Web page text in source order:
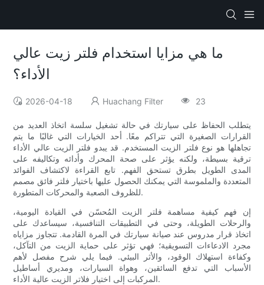
ما هي مزايا استخدام فلتر زيت عالي
الأداء؟
2026-04-18 Huachang Filter 23
يتطلب الحفاظ على سيارتك في حالة تشغيل سلسة اتخاذ العديد من
القرارات الصغيرة التي تتراكم معًا. أحد الخيارات التي غالبًا ما يتم
تجاهلها هو نوع فلتر الزيت المستخدم. قد يبدو فلتر الزيت عالي الأداء
ترقية بسيطة، ولكنه يؤثر على صحة المحرك وأدائه وتكاليفه على
المدى الطويل بطرق تستحق الفهم. تابع القراءة لاكتشاف الفوائد
المتعددة والملموسة التي يمكنك الحصول عليها باختيار فلتر فائق مصمم
للظروف الصعبة والمحركات المتطورة.
إن فهم كيفية مساهمة فلتر الزيت المُحسّن في القيادة اليومية،
والرحلات الطويلة، وحتى في التطبيقات التنافسية، سيساعدك على
اتخاذ قرار مدروس عند صيانة سيارتك في المرة القادمة. تتجاوز مزاياه
مجرد الادعاءات التسويقية؛ فهي تؤثر على حماية الزيت من التآكل،
وكفاءة استهلاك الوقود، والأثر البيئي. فيما يلي شرح مفصل لأهم
الأسباب التي تدفع السائقين، وهواة السيارات، ومديري أساطيل
المركبات إلى اختيار فلاتر الزيت عالية الأداء.